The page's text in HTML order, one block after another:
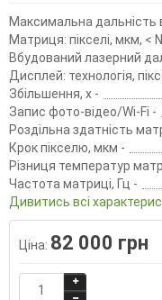
Максимальна дальність
Матриця: пікселі, мкм, <
Вбудований лазерний
Дисплей: технологія,
Збільшення, х -
Запис фото-відео/Wi-Fi -
Роздільна здатність
Крок пікселю, мкм -
Різниця температур
Частота матриці, Гц -
Дивитись всі
Ціна: 82 000 грн